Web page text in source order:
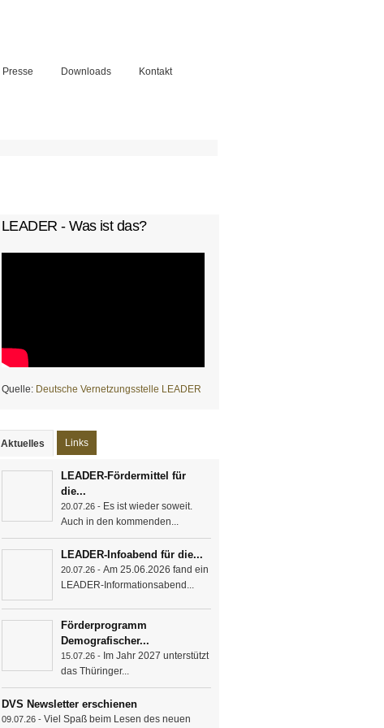
Presse Downloads Kontakt
LEADER - Was ist das?
Quelle: Deutsche Vernetzungsstelle LEADER
Aktuelles (aktiver Reiter)
Links
LEADER-Fördermittel für
die...
20.07.26 - Es ist wieder soweit.
Auch in den kommenden...
LEADER-Infoabend für die...
20.07.26 - Am 25.06.2026 fand ein
LEADER-Informationsabend...
Förderprogramm
Demografischer...
15.07.26 - Im Jahr 2027 unterstützt
das Thüringer...
DVS Newsletter erschienen
09.07.26 - Viel Spaß beim Lesen des neuen